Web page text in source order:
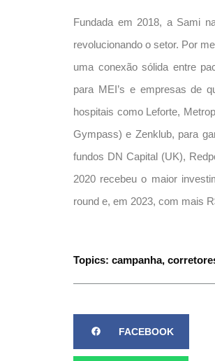
Fundada em 2018, a Sami
revolucionando o setor. Por
uma conexão sólida entre
para MEI’s e empresas de
hospitais como Leforte,
Gympass) e Zenklub, para
fundos DN Capital (UK),
2020 recebeu o maior
round e, em 2023, com mais
Topics: campanha,
FACEBOOK